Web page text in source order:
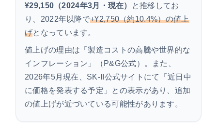
¥29,150（2024年3月・現在）
と推移してお
り、2022年以降で+¥2,750（約10.4%）の値上
げとなっています。
値上げの理由は「製造コストの高騰や世界的な
インフレーション」（P&G公式）。また、
2026年5月現在、SK-II公式サイトにて「近日中
に価格を発表する予定」との表示があり、追加
の値上げが近づいている可能性があります。